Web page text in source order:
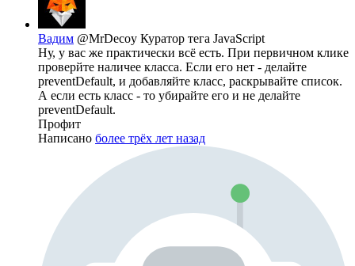
Вадим @MrDecoy Куратор тега JavaScript
Ну, у вас же практически всё есть. При первичном клике
проверйте наличее класса. Если его нет - делайте
preventDefault, и добавляйте класс, раскрывайте список.
А если есть класс - то убирайте его и не делайте
preventDefault.
Профит
Написано более трёх лет назад